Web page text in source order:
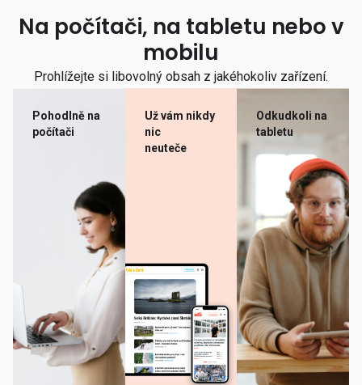
Na počítači, na tabletu nebo v
mobilu
Prohlížejte si libovolný obsah z jakéhokoliv zařízení.
Pohodlně na
počítači
Už vám nikdy
nic
neuteče
Odkudkoli na
tabletu